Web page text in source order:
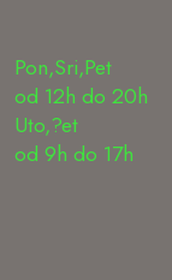
Pon,Sri,Pet
od 12h do 20h
Uto,?et
od 9h do 17h